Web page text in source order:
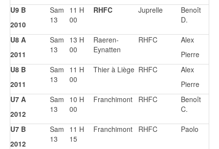
U9 B
2010
Sam
13
11 H
00
RHFC Juprelle
Benoît
D.
U8 A
2011
Sam
13
13 H
00
Raeren-
Eynatten
RHFC
Alex
Pierre
U8 B
2011
Sam
13
11 H
00
Thier à Liège RHFC
Alex
Pierre
U7 A
2012
Sam
13
10 H
00
Franchimont RHFC
Benoît
C.
U7 B
2012
Sam
13
11 H
15
Franchimont RHFC Paolo